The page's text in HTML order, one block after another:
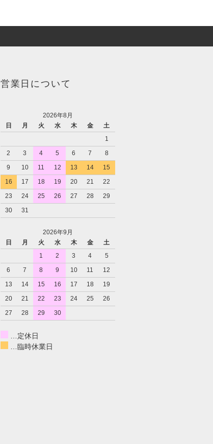
営業日について
2026年8月
日
月 火 水 木 金
土
1
2
3 4 5 6 7
8
9
10 11 12 13 14
15
16
17 18 19 20 21
22
23
24 25 26 27 28
29
30
31
2026年9月
日
月 火 水 木 金
土
1
2 3 4
5
6
7 8 9 10 11
12
13
14 15 16 17 18
19
20
21 22 23 24 25
26
27
28 29 30
…定休日
…臨時休業日